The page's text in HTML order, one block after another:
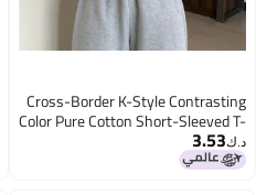
Cross-Border K-Style Contrasting
Color Pure Cotton Short-Sleeved T-
Shirt for Women in Summer
Slimming Look Half-Sleeved
د.ك‏3.53